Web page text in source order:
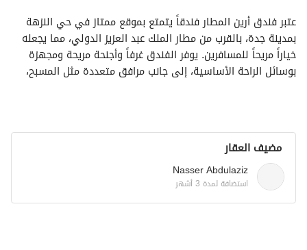
التفاصيل الاماكن القريبة معلومات وزارة السياحة
مضيف العقار
Nasser Abdulaziz
استضافة لمدة 3 أشهر